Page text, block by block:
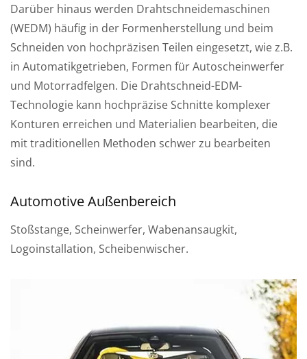
Darüber hinaus werden Drahtschneidemaschinen
(WEDM) häufig in der Formenherstellung und beim
Schneiden von hochpräzisen Teilen eingesetzt, wie z.B.
in Automatikgetrieben, Formen für Autoscheinwerfer
und Motorradfelgen. Die Drahtschneid-EDM-
Technologie kann hochpräzise Schnitte komplexer
Konturen erreichen und Materialien bearbeiten, die
mit traditionellen Methoden schwer zu bearbeiten
sind.
Automotive Außenbereich
Stoßstange, Scheinwerfer, Wabenansaugkit,
Logoinstallation, Scheibenwischer.